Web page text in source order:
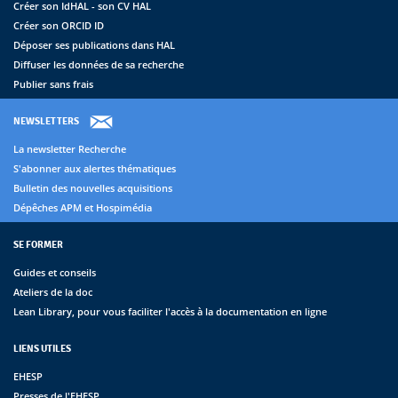
Créer son IdHAL - son CV HAL
Créer son ORCID ID
Déposer ses publications dans HAL
Diffuser les données de sa recherche
Publier sans frais
NEWSLETTERS
La newsletter Recherche
S'abonner aux alertes thématiques
Bulletin des nouvelles acquisitions
Dépêches APM et Hospimédia
SE FORMER
Guides et conseils
Ateliers de la doc
Lean Library, pour vous faciliter l'accès à la documentation en ligne
LIENS UTILES
EHESP